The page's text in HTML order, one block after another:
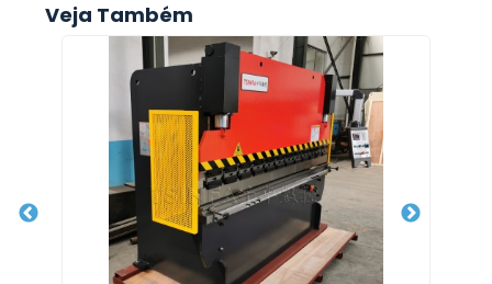
Veja Também